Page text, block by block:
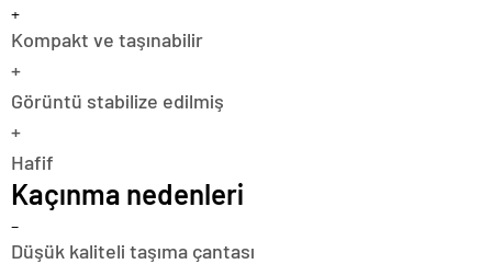
+
Kompakt ve taşınabilir
+
Görüntü stabilize edilmiş
+
Hafif
Kaçınma nedenleri
–
Düşük kaliteli taşıma çantası